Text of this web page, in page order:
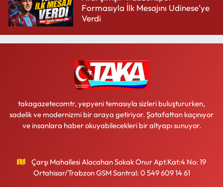
Formasıyla İlk Mesajını Udinese’ye
Verdi
takagazetecomtr, yepyeni temasıyla sizleri buluştururken,
sadelik ve modernizmi bir araya getiriyor. Şatafattan kaçınıyor
ve insanlara haber okuyabilecekleri bir altyapı sunuyor.
Çarşı Mahallesi Alacahan Sokak Onur Apt.Kat:4 No: 19
Ortahisar/Trabzon GSM Santral: 0 549 609 14 61